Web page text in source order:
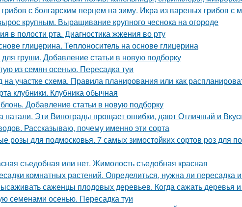
грибов с болгарским перцем на зиму. Икра из вареных грибов с
крупным. Выращивание крупного чеснока на огороде
в полости рта. Диагностика жжения во рту
глицерина. Теплоноситель на основе глицерина
груши. Добавление статьи в новую подборку
из семян осенью. Пересадка туи
на участке схема. Правила планирования или как
клубники. Клубника обычная
Добавление статьи в новую подборку
натали. Эти Винограды прощает ошибки, дают Отличный и
Рассказываю, почему именно эти сорта
розы для подмосковья. 7 самых зимостойких сортов роз для
съедобная или нет. Жимолость съедобная красная
комнатных растений. Определиться, нужна ли пересадка и
саженцы плодовых деревьев. Когда сажать деревья
семенами осенью. Пересадка туи